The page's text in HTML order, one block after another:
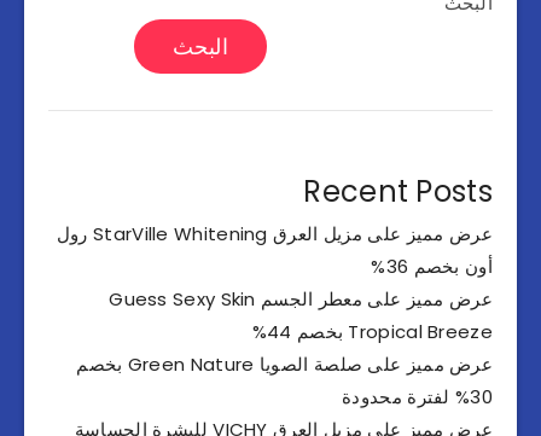
البحث
Recent Posts
عرض مميز على مزيل العرق StarVille Whitening رول
أون بخصم 36%
عرض مميز على معطر الجسم Guess Sexy Skin
Tropical Breeze بخصم 44%
عرض مميز على صلصة الصويا Green Nature بخصم
30% لفترة محدودة
عرض مميز على مزيل العرق VICHY للبشرة الحساسة